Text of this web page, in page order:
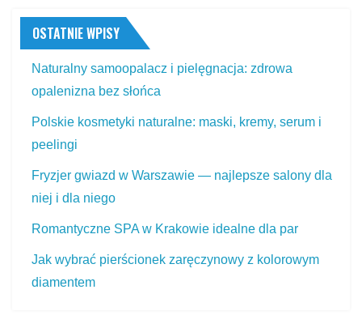
OSTATNIE WPISY
Naturalny samoopalacz i pielęgnacja: zdrowa
opalenizna bez słońca
Polskie kosmetyki naturalne: maski, kremy, serum i
peelingi
Fryzjer gwiazd w Warszawie — najlepsze salony dla
niej i dla niego
Romantyczne SPA w Krakowie idealne dla par
Jak wybrać pierścionek zaręczynowy z kolorowym
diamentem